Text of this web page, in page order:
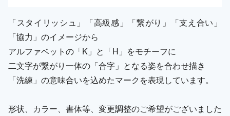
「スタイリッシュ」「高級感」「繋がり」「支え合い」
「協力」のイメージから
アルファベットの「K」と「H」をモチーフに
二文字が繋がり一体の「合字」となる姿を合わせ描き
「洗練」の意味合いを込めたマークを表現しています。
形状、カラー、書体等、変更調整のご希望がございました